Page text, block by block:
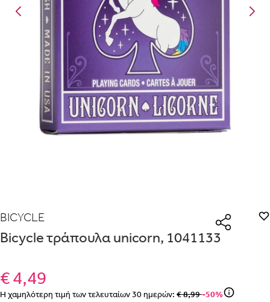
BICYCLE
Bicycle τράπουλα unicorn, 1041133
€ 4,49
Η χαμηλότερη τιμή των τελευταίων30ημερών: € 8,99-50%
Με την προσφοράθα λάβεις δωρεάν το είδος με τη χαμηλότερη
τιμή αν αγοράσεις τουλάχιστον
Με την προσφοράκερδίζεις έκπτωσηστο καλάθι, αν αγοράσεις
τουλάχιστονμε την ειδική σήμανση.
ΠΗΓΑΙΝΕ ΣΤΟ ΚΑΛΑΘΙ()
Είναι για δώρο;
ΝΑΙ
Λεπτομέρειες που θα ήθελες να γνωρίζουμε για το δώρο σου